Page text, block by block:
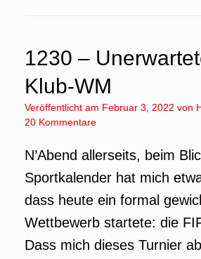
1230 –
Klub-WM
Veröffentlicht am Februar 3, 2022 von
20 Kommentare
N’Abend allerseits, beim
Sportkalender hat mich
dass heute ein formal
Wettbewerb startete: die
Dass mich dieses Turnier